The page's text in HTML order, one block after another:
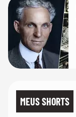
MEUS SHORTS